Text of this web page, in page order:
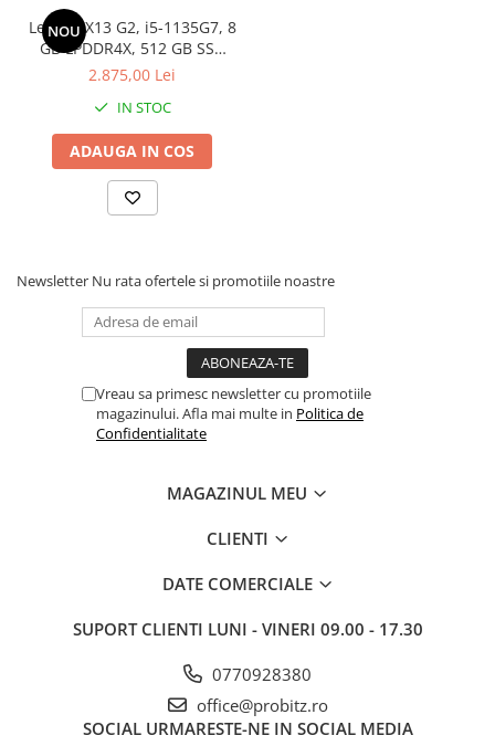
NOU
Lenovo X13 G2, i5-1135G7, 8
GB LPDDR4X, 512 GB SSD
m2 PCIe
2.875,00 Lei
IN STOC
ADAUGA IN COS
Newsletter Nu rata ofertele si promotiile noastre
Vreau sa primesc newsletter cu promotiile
magazinului. Afla mai multe in Politica de
Confidentialitate
MAGAZINUL MEU
CLIENTI
DATE COMERCIALE
SUPORT CLIENTI LUNI - VINERI 09.00 - 17.30
0770928380
office@probitz.ro
SOCIAL URMARESTE-NE IN SOCIAL MEDIA